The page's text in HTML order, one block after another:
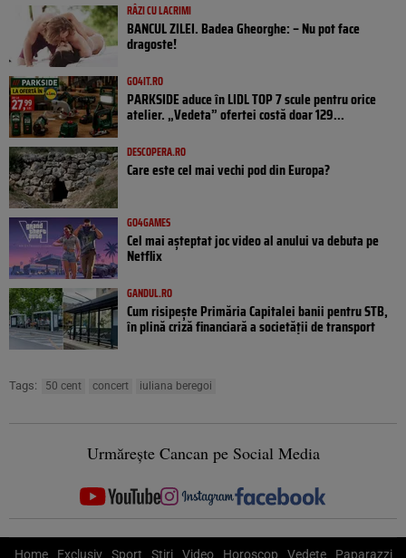
RÂZI CU LACRIMI
BANCUL ZILEI. Badea Gheorghe: – Nu pot face
dragoste!
GO4IT.RO
PARKSIDE aduce în LIDL TOP 7 scule pentru orice
atelier. „Vedeta” ofertei costă doar 129...
DESCOPERA.RO
Care este cel mai vechi pod din Europa?
GO4GAMES
Cel mai așteptat joc video al anului va debuta pe
Netflix
GANDUL.RO
Cum risipește Primăria Capitalei banii pentru STB,
în plină criză financiară a societății de transport
Tags: 50 cent concert iuliana beregoi
Urmărește Cancan pe Social Media
Home Exclusiv Sport Știri Video Horoscop Vedete Paparazzi